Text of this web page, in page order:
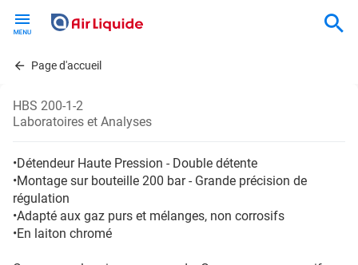
contentPage d'accueil
HBS 200-1-2
Laboratoires et Analyses
•Détendeur Haute Pression - Double détente
•Montage sur bouteille 200 bar - Grande précision de
régulation
•Adapté aux gaz purs et mélanges, non corrosifs
•En laiton chromé